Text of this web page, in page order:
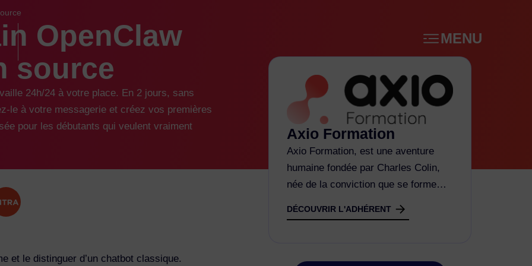
MENU
OpenClaw
source
24h/24 à votre place. En 2 jours, sans
le à votre messagerie et créez vos premières
pour les débutants qui veulent vraiment
et le distinguer d’un chatbot classique.
Axio Formation
Axio Formation, est une aventure
humaine fondée par Charles Colin,
née de la conviction que se forme…
DÉCOUVRIR L'ADHÉRENT